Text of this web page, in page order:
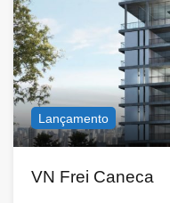
Lançamento
VN Frei Caneca